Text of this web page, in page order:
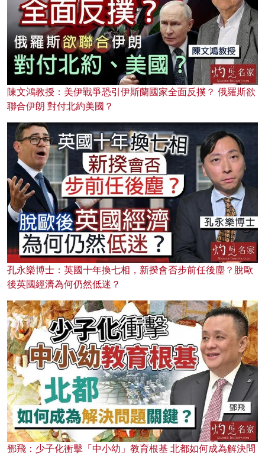
陳文鴻教授：美伊戰爭恐引伊斯蘭國家全面反撲？ 俄羅斯欲
聯合伊朗 對付北約美國？
孔永樂博士：英國十年換七相，新揆會否步前任後塵？脫歐
後英國經濟為何仍然低迷？
鄧飛：少子化衝擊「中小幼」教育根基 北都如何成為解決問